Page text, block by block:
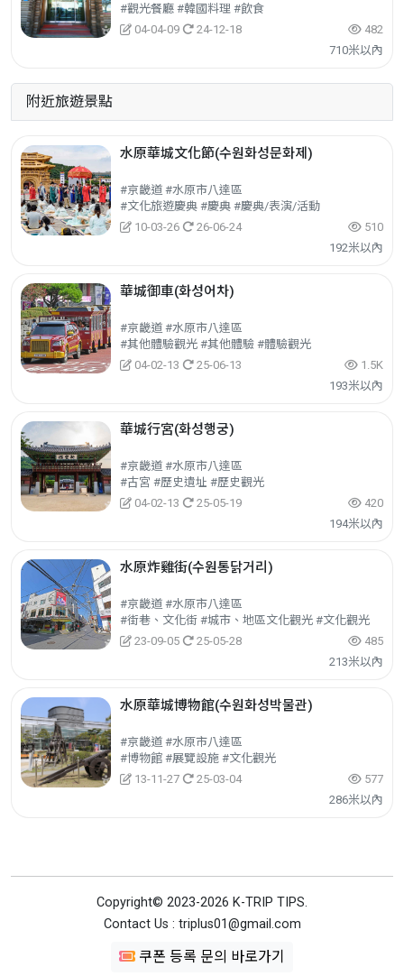
#觀光餐廳 #韓國料理 #飲食
04-04-09
24-12-18
482
710米以內
附近旅遊景點
水原華城文化節(수원화성문화제)
#京畿道 #水原市八達區
#文化旅遊慶典 #慶典 #慶典/表演/活動
10-03-26
26-06-24
510
192米以內
華城御車(화성어차)
#京畿道 #水原市八達區
#其他體驗觀光 #其他體驗 #體驗觀光
04-02-13
25-06-13
1.5K
193米以內
華城行宮(화성행궁)
#京畿道 #水原市八達區
#古宮 #歷史遺址 #歷史觀光
04-02-13
25-05-19
420
194米以內
水原炸雞街(수원통닭거리)
#京畿道 #水原市八達區
#街巷、文化街 #城市、地區文化觀光 #文化觀光
23-09-05
25-05-28
485
213米以內
水原華城博物館(수원화성박물관)
#京畿道 #水原市八達區
#博物館 #展覽設施 #文化觀光
13-11-27
25-03-04
577
286米以內
Copyright© 2023-2026 K-TRIP TIPS.
Contact Us : triplus01@gmail.com
쿠폰 등록 문의 바로가기